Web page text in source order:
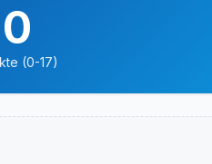
0
(0-17)